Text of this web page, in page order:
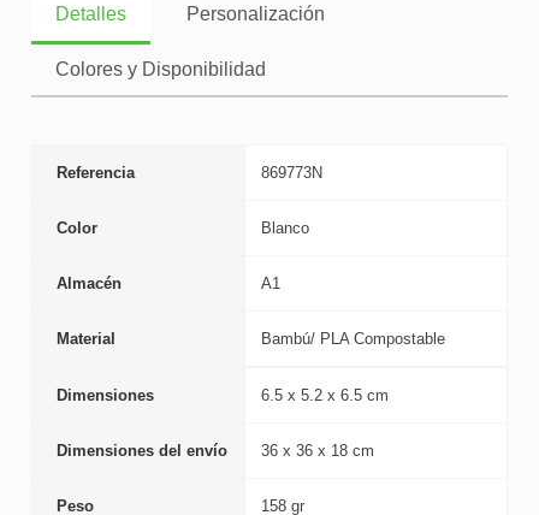
Detalles Personalización
Colores y Disponibilidad
Referencia 869773N
Color Blanco
Almacén A1
Material Bambú/ PLA Compostable
Dimensiones 6.5 x 5.2 x 6.5 cm
Dimensiones del envío 36 x 36 x 18 cm
Peso 158 gr